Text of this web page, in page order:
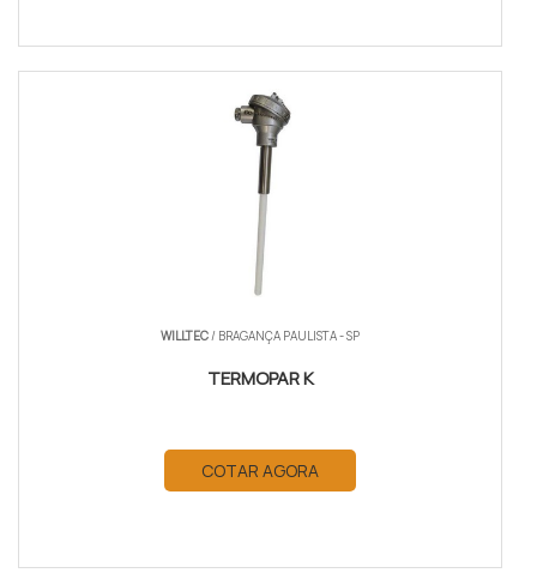
WILLTEC/ BRAGANÇA PAULISTA - SP
TERMOPAR K
COTAR AGORA